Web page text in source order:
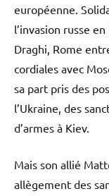
européenne.
l’invasion russe
Draghi, Rome
cordiales avec
sa part pris des
l’Ukraine, des
d’armes à Kiev.
Mais son allié
allègement des